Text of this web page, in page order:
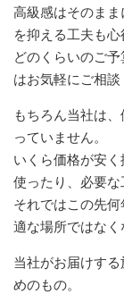
高級感はそのま
を抑える工夫も心
どのくらいのご
はお気軽にご相談
もちろん当社は
っていません。
いくら価格が安
使ったり、必要な
それではこの先
適な場所ではなく
当社がお届けす
めのもの。